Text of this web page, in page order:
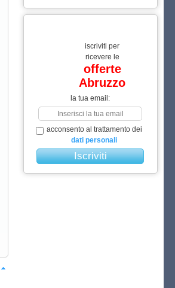
iscriviti per
ricevere le
offerte
Abruzzo
la tua email:
acconsento al trattamento dei
dati personali